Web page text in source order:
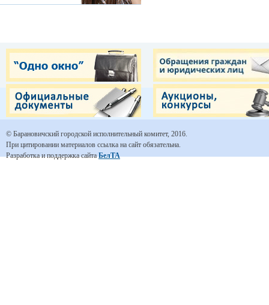
© Барановичский городской исполнительный комитет, 2016.
При цитировании материалов ссылка на сайт обязательна.
Разработка и поддержка сайтаБелТА